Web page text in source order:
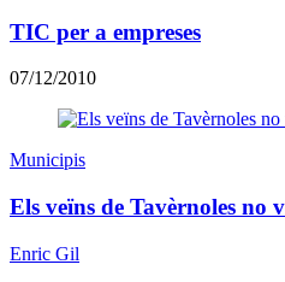
TIC per a empreses
07/12/2010
Municipis
Els veïns de Tavèrnoles no
Enric Gil